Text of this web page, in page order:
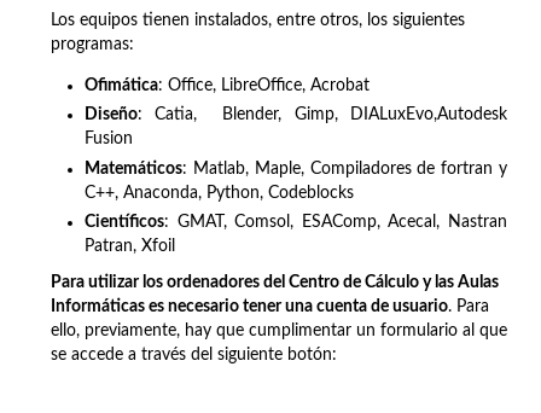
Los equipos tienen instalados, entre otros, los siguientes
programas:
Ofimática: Office, LibreOffice, Acrobat
Diseño: Catia, Blender, Gimp, DIALuxEvo,Autodesk
Fusion
Matemáticos: Matlab, Maple, Compiladores de fortran y
C++, Anaconda, Python, Codeblocks
Científicos: GMAT, Comsol, ESAComp, Acecal, Nastran
Patran, Xfoil
Para utilizar los ordenadores del Centro de Cálculo y las Aulas
Informáticas es necesario tener una cuenta de usuario. Para
ello, previamente, hay que cumplimentar un formulario al que
se accede a través del siguiente botón: